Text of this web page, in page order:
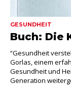
GESUNDHEIT
Buch: Die
“Gesundheit
Gorlas, einem
Gesundheit und
Generation